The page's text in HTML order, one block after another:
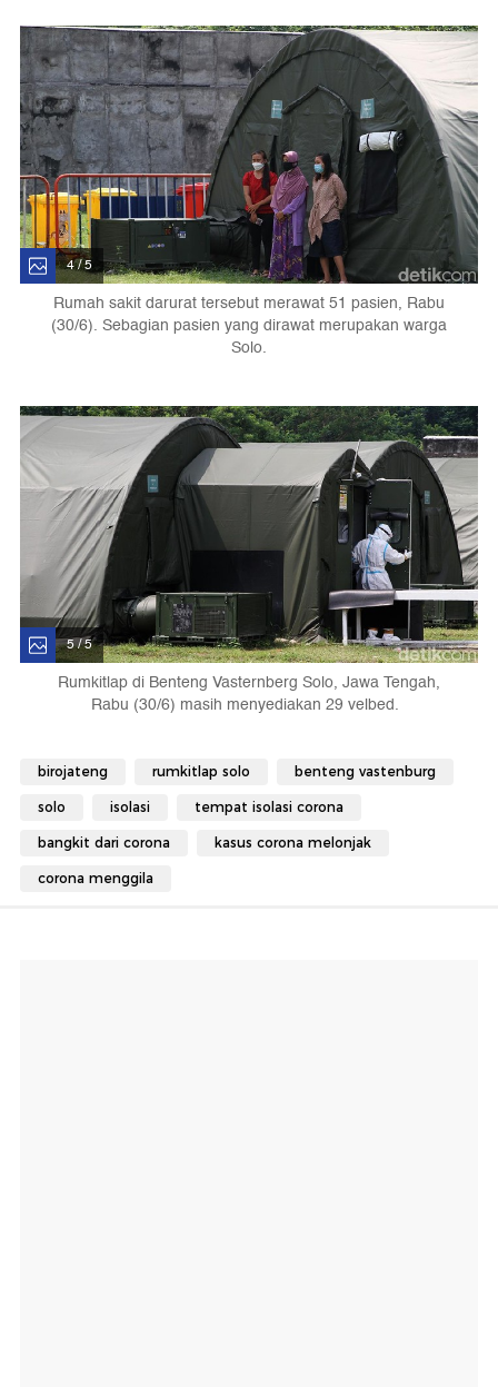
4 / 5
Rumah sakit darurat tersebut merawat 51 pasien, Rabu
(30/6). Sebagian pasien yang dirawat merupakan warga
Solo.
5 / 5
Rumkitlap di Benteng Vasternberg Solo, Jawa Tengah,
Rabu (30/6) masih menyediakan 29 velbed.
birojateng rumkitlap solo benteng vastenburg
solo isolasi tempat isolasi corona
bangkit dari corona kasus corona melonjak
corona menggila